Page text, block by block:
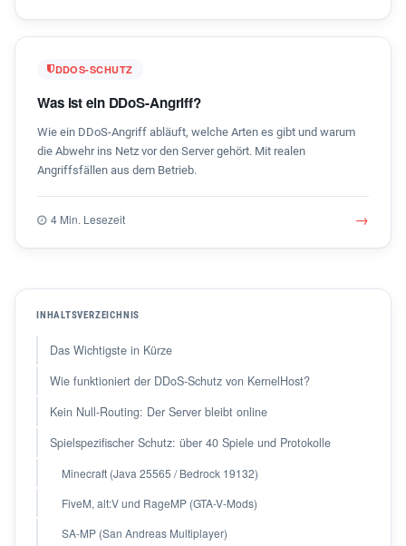
DDOS-SCHUTZ
Was ist ein DDoS-Angriff?
Wie ein DDoS-Angriff abläuft, welche Arten es gibt und warum
die Abwehr ins Netz vor den Server gehört. Mit realen
Angriffsfällen aus dem Betrieb.
4 Min. Lesezeit →
INHALTSVERZEICHNIS
Das Wichtigste in Kürze
Wie funktioniert der DDoS-Schutz von KernelHost?
Kein Null-Routing: Der Server bleibt online
Spielspezifischer Schutz: über 40 Spiele und Protokolle
Minecraft (Java 25565 / Bedrock 19132)
FiveM, alt:V und RageMP (GTA-V-Mods)
SA-MP (San Andreas Multiplayer)